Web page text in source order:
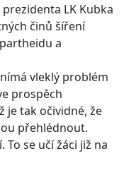
LK Kubka
činů šíření
a
vleklý problém
prospěch
je tak očividné, že
přehlédnout.
se učí žáci již na